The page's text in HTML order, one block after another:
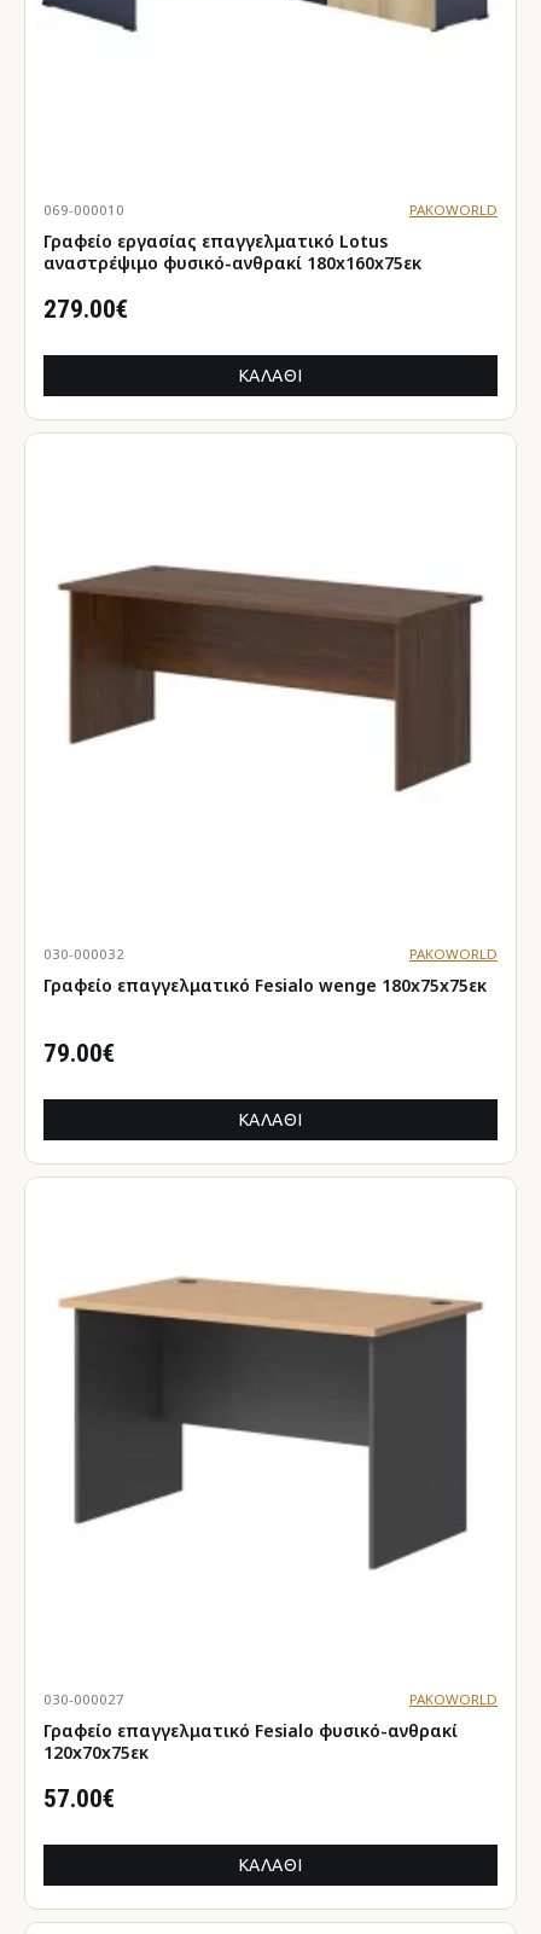
069-000010 PAKOWORLD
Γραφείο εργασίας επαγγελματικό Lotus
αναστρέψιμο φυσικό-ανθρακί 180x160x75εκ
279.00€
ΚΑΛΆΘΙ
030-000032 PAKOWORLD
Γραφείο επαγγελματικό Fesialo wenge 180x75x75εκ
79.00€
ΚΑΛΆΘΙ
030-000027 PAKOWORLD
Γραφείο επαγγελματικό Fesialo φυσικό-ανθρακί
120x70x75εκ
57.00€
ΚΑΛΆΘΙ